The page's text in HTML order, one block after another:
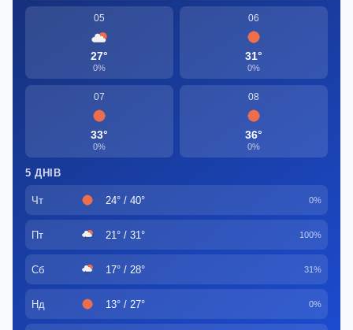
05
27°
0%
06
31°
0%
07
33°
0%
08
36°
0%
5 ДНІВ
Чт 24° / 40° 0%
Пт 21° / 31° 100%
Сб 17° / 28° 31%
Нд 13° / 27° 0%